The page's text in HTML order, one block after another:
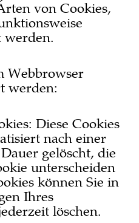
von Cookies,
werden.
Webbrowser
werden:
Diese Cookies
nach einer
gelöscht, die
unterscheiden
können Sie in
Ihres
löschen.